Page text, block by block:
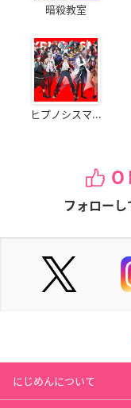
暗殺教室
ヒプノシスマ...
フォローし
にじめんについて